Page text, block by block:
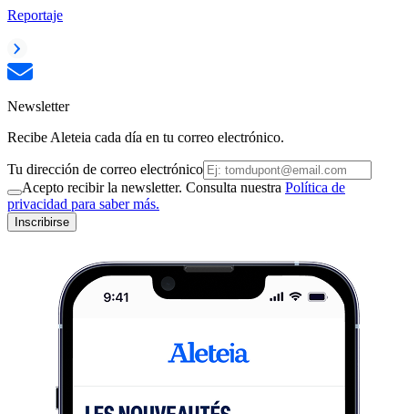
Reportaje
Newsletter
Recibe Aleteia cada día en tu correo electrónico.
Tu dirección de correo electrónico
Acepto recibir la newsletter. Consulta nuestra Política de
privacidad para saber más.
Inscribirse